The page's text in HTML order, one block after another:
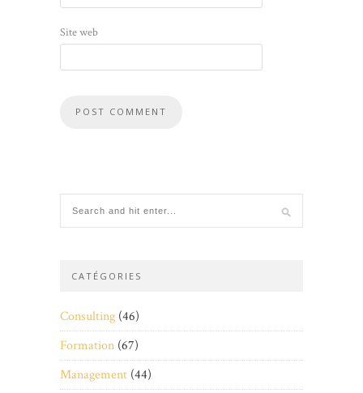
Site web
CATÉGORIES
Consulting (46)
Formation (67)
Management (44)